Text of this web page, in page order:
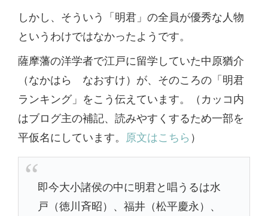
しかし、そういう「明君」の全員が優秀な人物
というわけではなかったようです。
薩摩藩の洋学者で江戸に留学していた中原猶介
（なかはら なおすけ）が、そのころの「明君
ランキング」をこう伝えています。（カッコ内
はブログ主の補記、読みやすくするため一部を
平仮名にしています。 原文はこちら ）
即今大小諸侯の中に明君と唱うるは水
戸（徳川斉昭）、福井（松平慶永）、